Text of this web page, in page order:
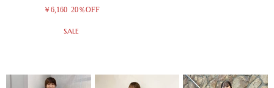
￥6,160 20％OFF
SALE